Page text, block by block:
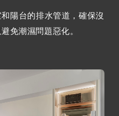
陽台的排水管道，確保沒
免潮濕問題惡化。